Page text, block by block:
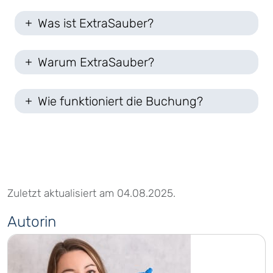
Was ist ExtraSauber?
Warum ExtraSauber?
Wie funktioniert die Buchung?
Zuletzt aktualisiert am 04.08.2025.
Autorin